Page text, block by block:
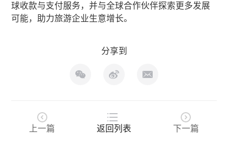
球收款与支付服务，并与全球合作伙伴探索更多发展
可能，助力旅游企业生意增长。
分享到
上一篇 返回列表 下一篇